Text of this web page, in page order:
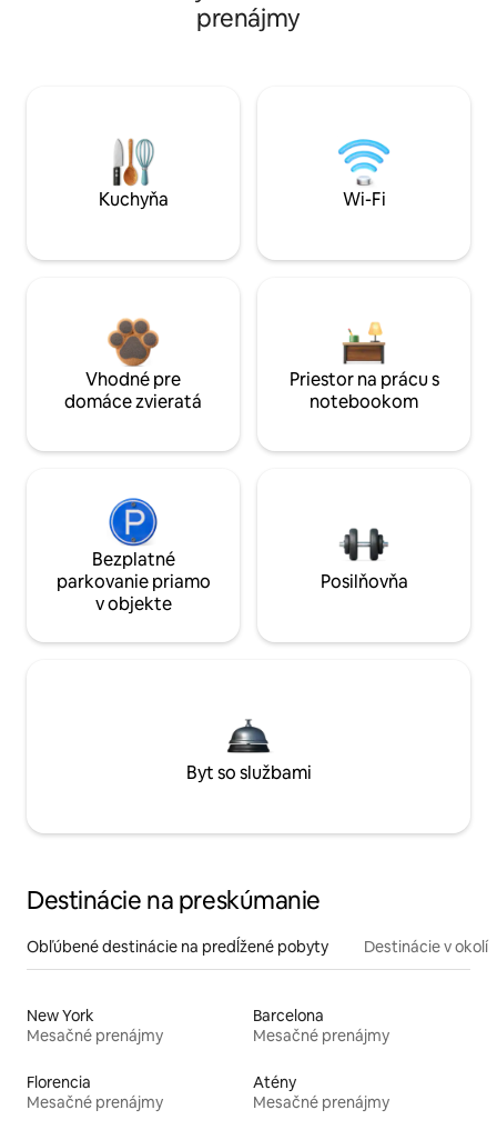
prenájmy
Kuchyňa Wi-Fi
Vhodné pre
domáce zvieratá
Priestor na prácu s
notebookom
Bezplatné
parkovanie priamo
v objekte
Posilňovňa
Byt so službami
Destinácie na preskúmanie
Obľúbené destinácie na predĺžené pobyty Destinácie v okolí
New York
Mesačné prenájmy
Barcelona
Mesačné prenájmy
Florencia
Mesačné prenájmy
Atény
Mesačné prenájmy